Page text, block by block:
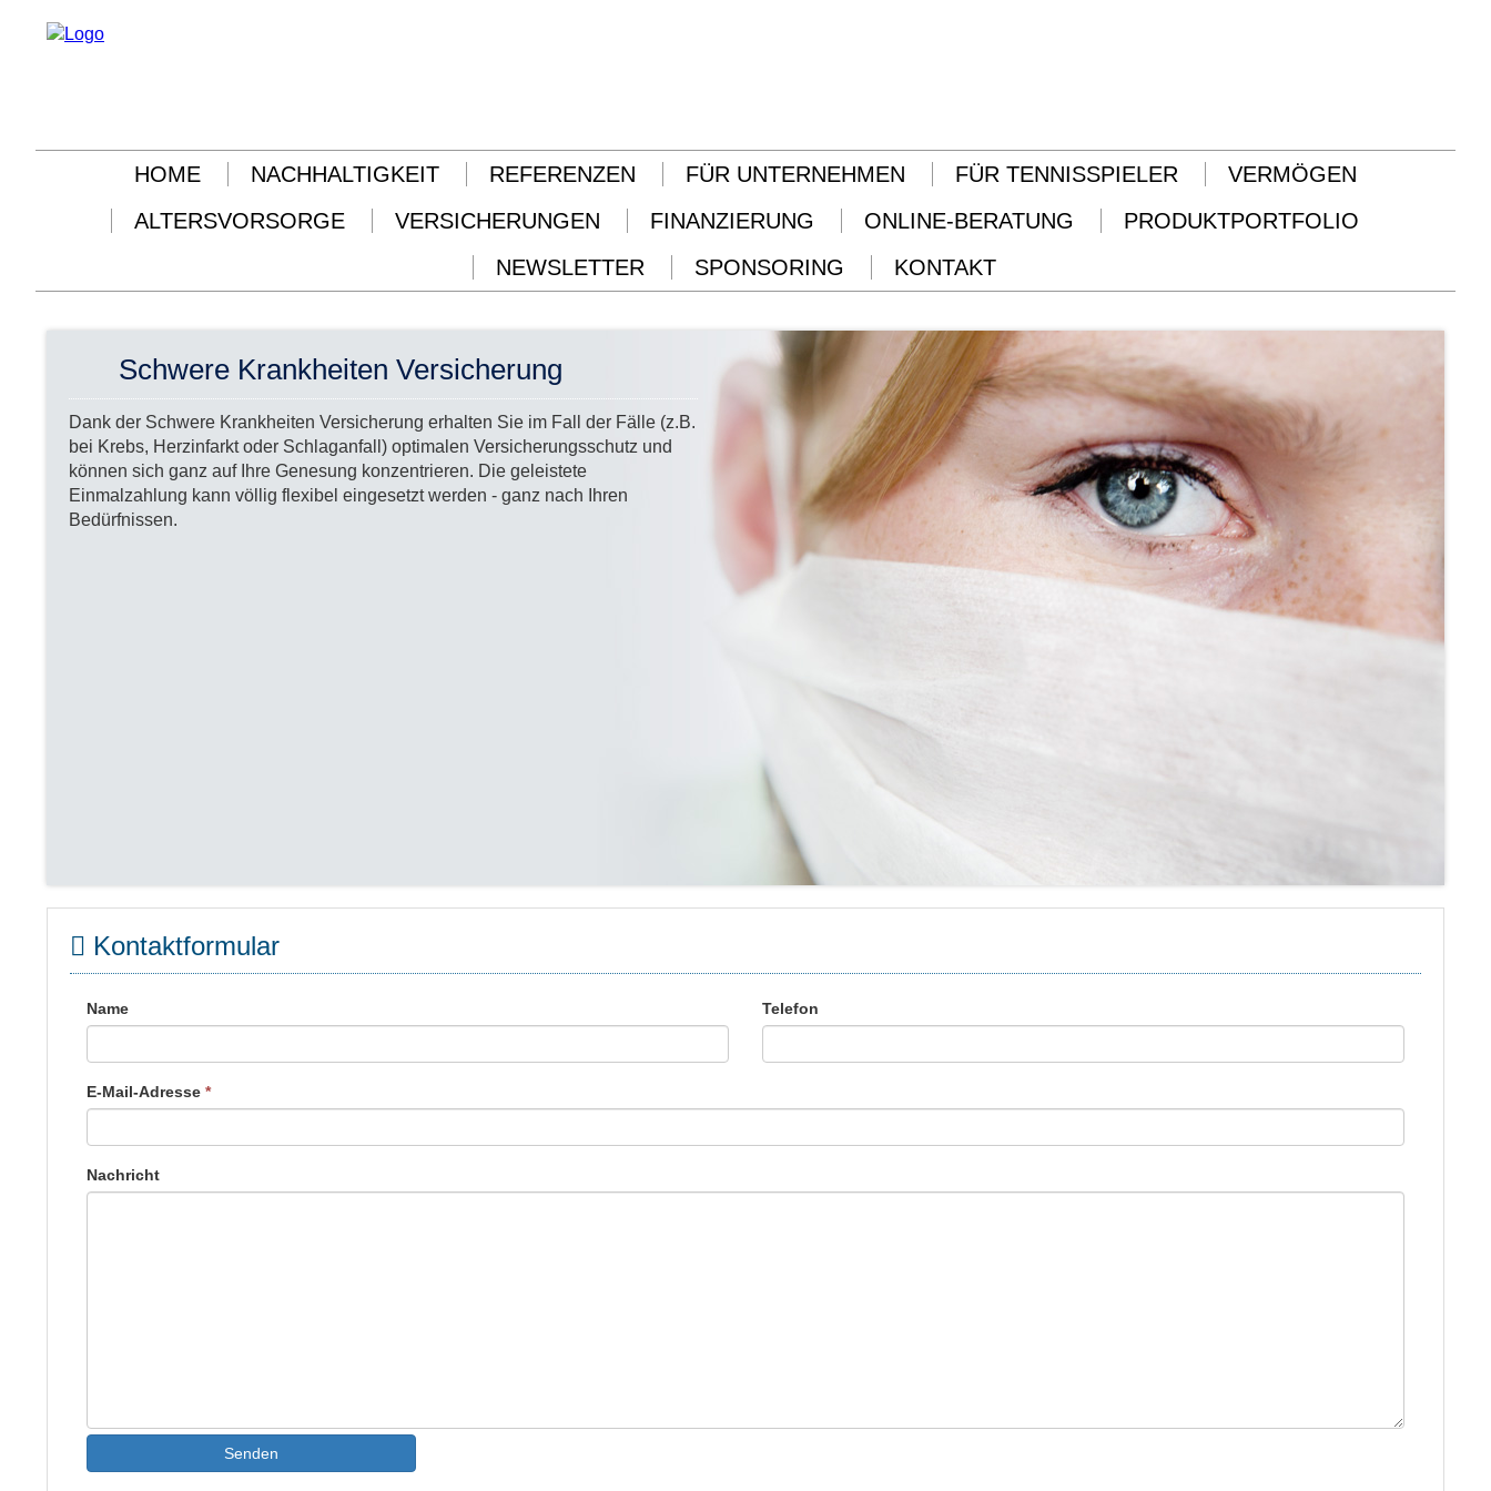
HOME NACHHALTIGKEIT REFERENZEN FÜR UNTERNEHMEN FÜR TENNISSPIELER
VERMÖGEN
ALTERSVORSORGE
VERSICHERUNGEN FINANZIERUNG ONLINE-BERATUNG
PRODUKTPORTFOLIO
NEWSLETTER
SPONSORING KONTAKT
Schwere Krankheiten Versicherung
Dank der Schwere Krankheiten Versicherung erhalten Sie im Fall der Fälle (z.B.
bei Krebs, Herzinfarkt oder Schlaganfall) optimalen Versicherungsschutz und
können sich ganz auf Ihre Genesung konzentrieren. Die geleistete
Einmalzahlung kann völlig flexibel eingesetzt werden - ganz nach Ihren
Bedürfnissen.
Kontaktformular
Name Telefon
E-Mail-Adresse *
Nachricht
Senden